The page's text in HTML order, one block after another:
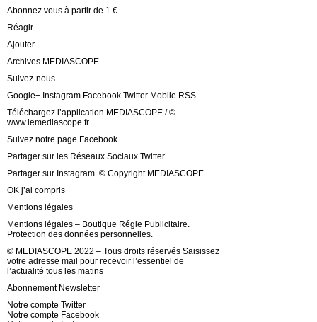
Abonnez vous à partir de 1 €
Réagir
Ajouter
Archives MEDIASCOPE
Suivez-nous
Google+ Instagram Facebook Twitter Mobile RSS
Téléchargez l’application MEDIASCOPE / ©
www.lemediascope.fr
Suivez notre page Facebook
Partager sur les Réseaux Sociaux Twitter
Partager sur Instagram. © Copyright MEDIASCOPE
OK j’ai compris
Mentions légales
Mentions légales – Boutique Régie Publicitaire.
Protection des données personnelles.
© MEDIASCOPE 2022 – Tous droits réservés Saisissez
votre adresse mail pour recevoir l’essentiel de
l’actualité tous les matins
Abonnement Newsletter
Notre compte Twitter
Notre compte Facebook